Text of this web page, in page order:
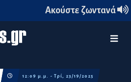
Ακούστε ζωντανά
12:09 μ.μ. - Τρί, 23/19/2025